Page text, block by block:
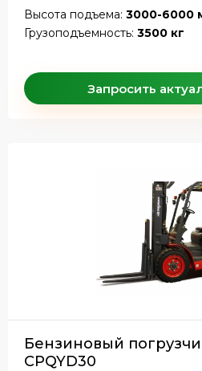
Высота подъема: 3000-6000
Грузоподъемность: 3500 кг
Запросить
Бензиновый
CPQYD30